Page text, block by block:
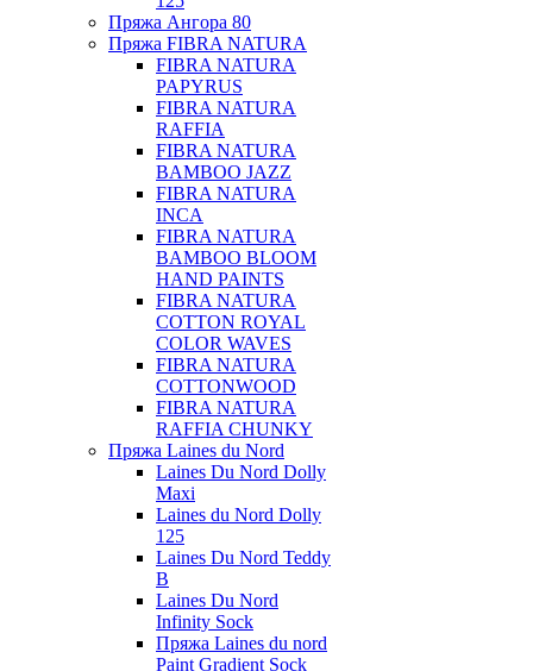
Пряжа Ангора 80
Пряжа FIBRA NATURA
FIBRA NATURA
PAPYRUS
FIBRA NATURA
RAFFIA
FIBRA NATURA
BAMBOO JAZZ
FIBRA NATURA
INCA
FIBRA NATURA
BAMBOO BLOOM
HAND PAINTS
FIBRA NATURA
COTTON ROYAL
COLOR WAVES
FIBRA NATURA
COTTONWOOD
FIBRA NATURA
RAFFIA CHUNKY
Пряжа Laines du Nord
Laines Du Nord Dolly
Maxi
Laines du Nord Dolly
125
Laines Du Nord Teddy
B
Laines Du Nord
Infinity Sock
Пряжа Laines du nord
Paint Gradient Sock